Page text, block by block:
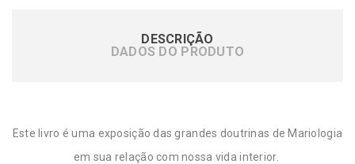
DESCRIÇÃO
DADOS DO PRODUTO
Este livro é uma exposição das grandes doutrinas de Mariologia
em sua relação com nossa vida interior.